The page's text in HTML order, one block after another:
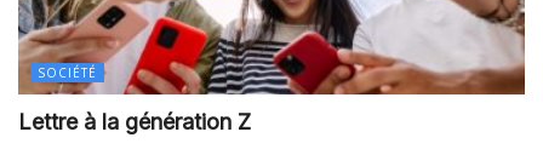
SOCIÉTÉ
Lettre à la génération Z